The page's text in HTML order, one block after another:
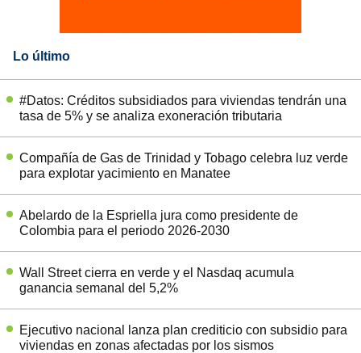
Lo último
#Datos: Créditos subsidiados para viviendas tendrán una
tasa de 5% y se analiza exoneración tributaria
Compañía de Gas de Trinidad y Tobago celebra luz verde
para explotar yacimiento en Manatee
Abelardo de la Espriella jura como presidente de
Colombia para el periodo 2026-2030
Wall Street cierra en verde y el Nasdaq acumula
ganancia semanal del 5,2%
Ejecutivo nacional lanza plan crediticio con subsidio para
viviendas en zonas afectadas por los sismos